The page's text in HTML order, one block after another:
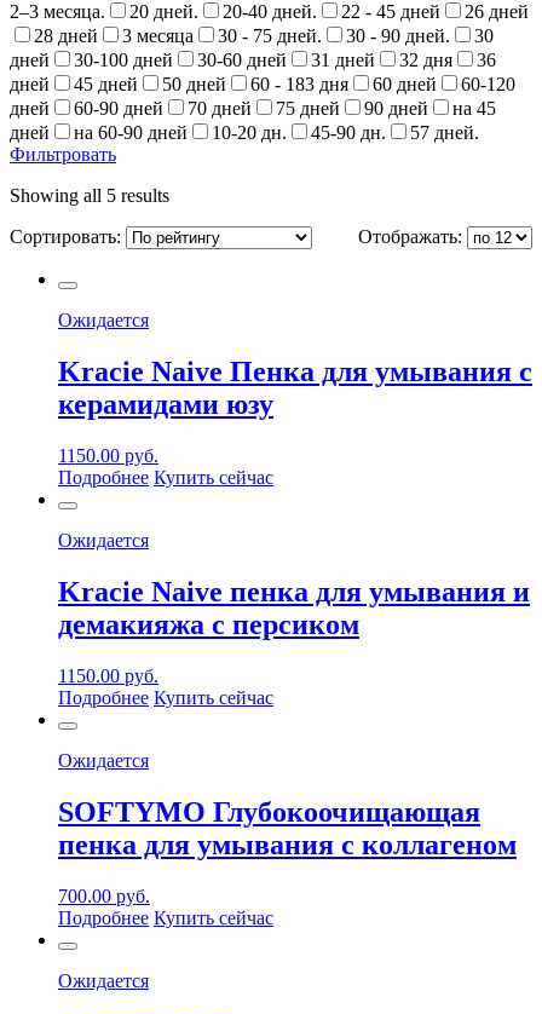
2–3 месяца.
20 дней. 20-40 дней. 22 - 45 дней
26 дней
28 дней
3 месяца 30 - 75 дней. 30 - 90 дней.
30
дней
30-100 дней 30-60 дней 31 дней 32 дня
36
дней
45 дней 50 дней 60 - 183 дня 60 дней
60-120
дней
60-90 дней 70 дней 75 дней 90 дней
на 45
дней
на 60-90 дней 10-20 дн. 45-90 дн.
57 дней.
Фильтровать
Showing all 5 results
Отображать:
Сортировать:
Ожидается
Kracie Naive Пенка для умывания с
керамидами юзу
1150.00 руб.
Подробнее Купить сейчас
Ожидается
Kracie Naive пенка для умывания и
демакияжа с персиком
1150.00 руб.
Подробнее Купить сейчас
Ожидается
SOFTYMO Глубокоочищающая
пенка для умывания с коллагеном
700.00 руб.
Подробнее Купить сейчас
Ожидается